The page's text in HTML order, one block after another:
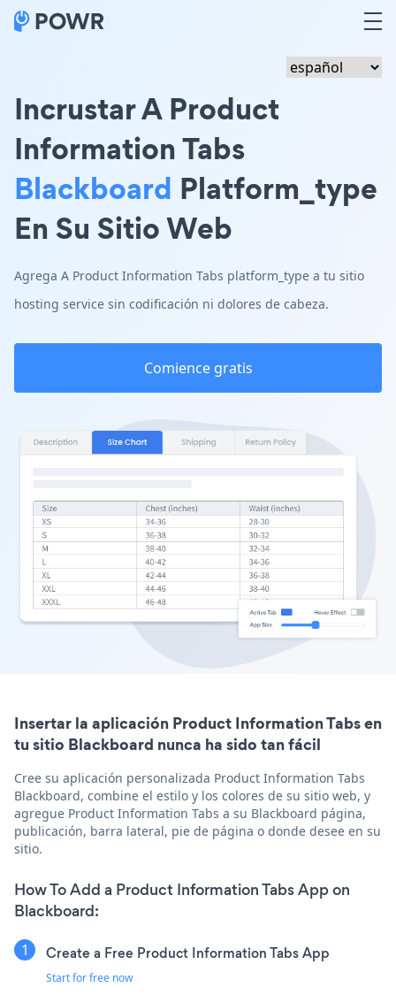
Incrustar A Product
Information Tabs
Blackboard Platform_type
En Su Sitio Web
Agrega A Product Information Tabs platform_type a tu sitio
hosting service sin codificación ni dolores de cabeza.
Comience gratis
Insertar la aplicación Product Information Tabs en
tu sitio Blackboard nunca ha sido tan fácil
Cree su aplicación personalizada Product Information Tabs
Blackboard, combine el estilo y los colores de su sitio web, y
agregue Product Information Tabs a su Blackboard página,
publicación, barra lateral, pie de página o donde desee en su
sitio.
How To Add a Product Information Tabs App on
Blackboard:
Create a Free Product Information Tabs App
Start for free now